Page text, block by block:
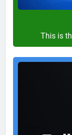
This is